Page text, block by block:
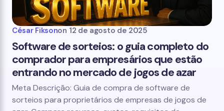
César Fiksonon 12 de agosto de 2025
Software de sorteios: o guia completo do
comprador para empresários que estão
entrando no mercado de jogos de azar
Meta Descrição: Guia de compra de software de
sorteios para proprietários de empresas de jogos de